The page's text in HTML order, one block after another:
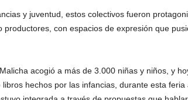
y juventud, estos colectivos fueron
productores, con espacios de expresión que
acogió a más de 3.000 niñas y niños, y
hechos por las infancias, durante esta feria